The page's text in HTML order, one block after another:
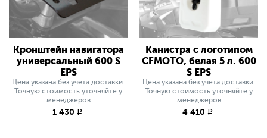
Кронштейн навигатора
универсальный 600 S
EPS
Цена указана без учета доставки.
Точную стоимость уточняйте у
менеджеров
1 430 q
Канистра с логотипом
CFMOTO, белая 5 л. 600
S EPS
Цена указана без учета доставки.
Точную стоимость уточняйте у
менеджеров
4 410 q